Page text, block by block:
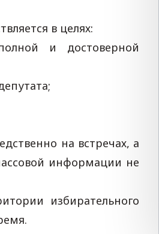
в целях:
и достоверной
на встречах, а
информации не
избирательного